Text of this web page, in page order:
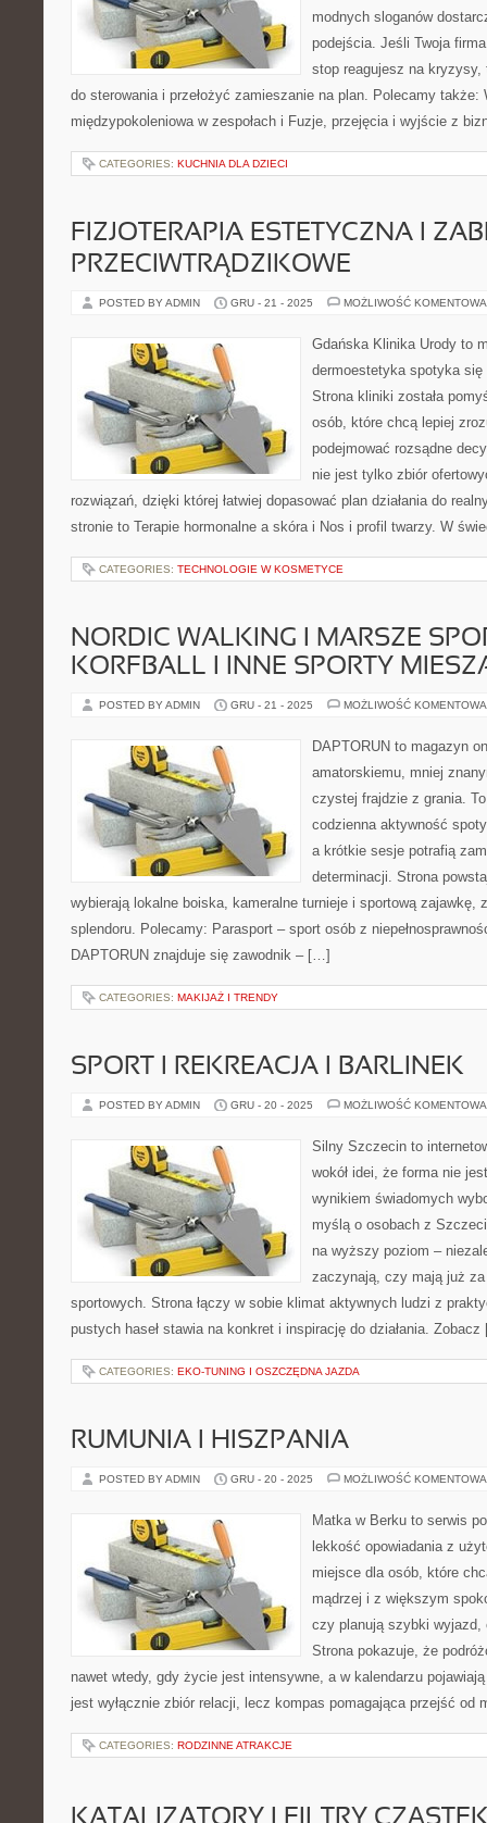
modnych sloganów
podejścia. Jeśli Twoja
stop reagujesz na
do sterowania i przełożyć zamieszanie na plan. Polecamy także:
międzypokoleniowa w zespołach i Fuzje, przejęcia i wyjście z
CATEGORIES: KUCHNIA DLA DZIECI
FIZJOTERAPIA ESTETYCZNA I
PRZECIWTRĄDZIKOWE
POSTED BY ADMIN GRU - 21 - 2025 MOŻLIWOŚĆ
Gdańska Klinika Urody to
dermoestetyka spotyka
Strona kliniki została
osób, które chcą lepiej
podejmować rozsądne
nie jest tylko zbiór
rozwiązań, dzięki której łatwiej dopasować plan działania do
stronie to Terapie hormonalne a skóra i Nos i profil twarzy. W
CATEGORIES: TECHNOLOGIE W KOSMETYCE
NORDIC WALKING I MARSZE
KORFBALL I INNE SPORTY
POSTED BY ADMIN GRU - 21 - 2025 MOŻLIWOŚĆ
DAPTORUN to magazyn
amatorskiemu, mniej
czystej frajdzie z grania.
codzienna aktywność
a krótkie sesje potrafią
determinacji. Strona
wybierają lokalne boiska, kameralne turnieje i sportową zajawkę,
splendoru. Polecamy: Parasport – sport osób z
DAPTORUN znajduje się zawodnik – […]
CATEGORIES: MAKIJAŻ I TRENDY
SPORT I REKREACJA I BARLINEK
POSTED BY ADMIN GRU - 20 - 2025 MOŻLIWOŚĆ
Silny Szczecin to
wokół idei, że forma nie
wynikiem świadomych
myślą o osobach z
na wyższy poziom –
zaczynają, czy mają już
sportowych. Strona łączy w sobie klimat aktywnych ludzi z
pustych haseł stawia na konkret i inspirację do działania.
CATEGORIES: EKO-TUNING I OSZCZĘDNA JAZDA
RUMUNIA I HISZPANIA
POSTED BY ADMIN GRU - 20 - 2025 MOŻLIWOŚĆ
Matka w Berku to serwis
lekkość opowiadania z
miejsce dla osób, które
mądrzej i z większym
czy planują szybki wyjazd,
Strona pokazuje, że
nawet wtedy, gdy życie jest intensywne, a w kalendarzu
jest wyłącznie zbiór relacji, lecz kompas pomagająca przejść od
CATEGORIES: RODZINNE ATRAKCJE